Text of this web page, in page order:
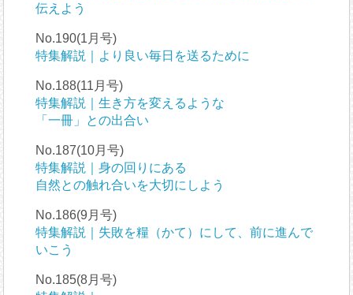
伝えよう
No.190(1月号)
特集解説｜より良い毎日を送るために
No.188(11月号)
特集解説｜生き方を変えるような
「一冊」との出合い
No.187(10月号)
特集解説｜身の回りにある
自然との触れ合いを大切にしよう
No.186(9月号)
特集解説｜失敗を糧（かて）にして、前に進んで
いこう
No.185(8月号)